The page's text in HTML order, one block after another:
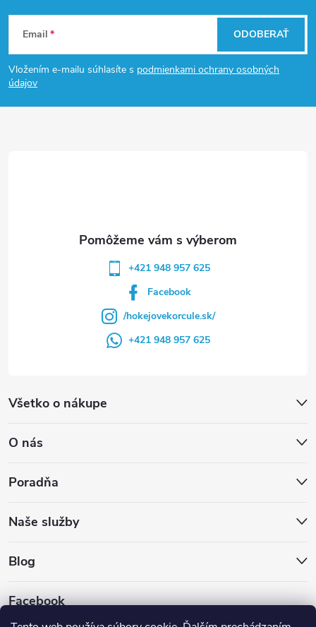
Z
á
p
Email
Vložením e-mailu súhlasíte s podmienkami ochrany osobných
údajov
ODOBERAŤ
Všetko o nákupe
O nás
Poradňa
Naše služby
Blog
Facebook
+421 948 957 625
Facebook
/hokejovekorcule.sk/
+421 948 957 625